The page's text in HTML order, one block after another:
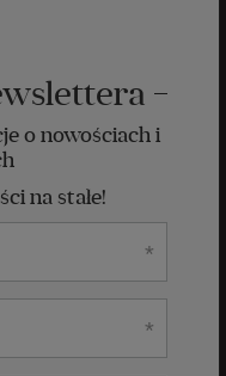
o nowościach i
na stałe!